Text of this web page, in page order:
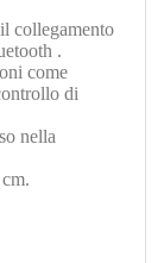
collegamento
.
come
di
nella